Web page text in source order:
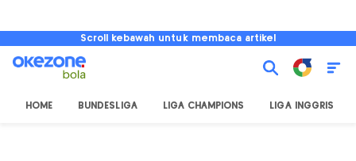
Scroll kebawah untuk membaca artikel
HOME BUNDESLIGA LIGA CHAMPIONS LIGA INGGRIS